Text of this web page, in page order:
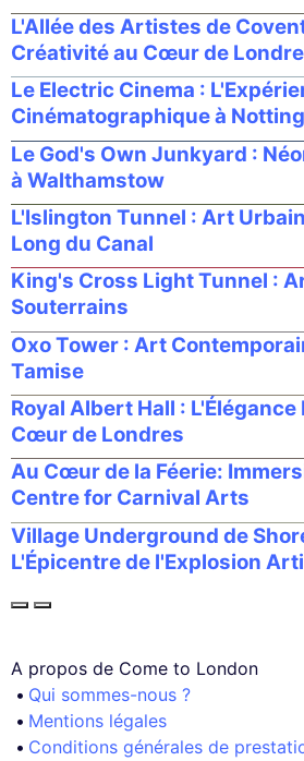
L'Allée des Artistes de
Créativité au Cœur de
Le Electric Cinema :
Cinématographique à
Le God's Own Junkyard :
à Walthamstow
L'Islington Tunnel : Art
Long du Canal
King's Cross Light Tunnel :
Souterrains
Oxo Tower : Art
Tamise
Royal Albert Hall :
Cœur de Londres
Au Cœur de la Féerie:
Centre for Carnival Arts
Village Underground de
L'Épicentre de l'Explosion
A propos de Come to London
Qui sommes-nous ?
Mentions légales
Conditions générales de